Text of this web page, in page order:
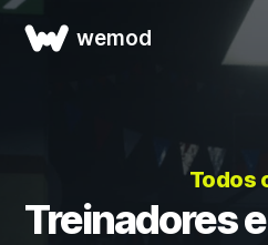
wemod
Todos
Treinadores